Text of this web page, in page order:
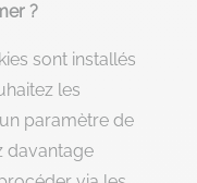
?
sont installés
les
paramètre de
davantage